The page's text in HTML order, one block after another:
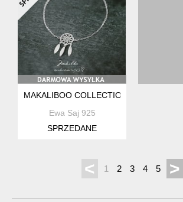
MAKALIBOO COLLECTION
Ewa Saj 925
SPRZEDANE
< 1 2 3 4 5 >